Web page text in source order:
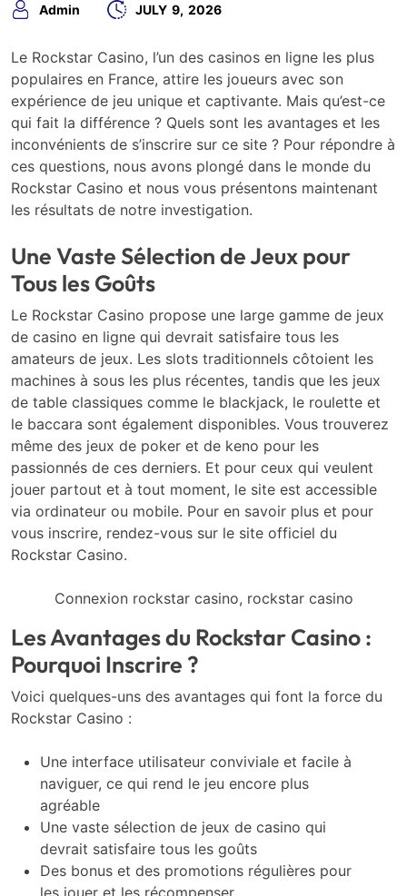
Admin JULY 9, 2026
Le Rockstar Casino, l’un des casinos en ligne les plus
populaires en France, attire les joueurs avec son
expérience de jeu unique et captivante. Mais qu’est-ce
qui fait la différence ? Quels sont les avantages et les
inconvénients de s’inscrire sur ce site ? Pour répondre à
ces questions, nous avons plongé dans le monde du
Rockstar Casino et nous vous présentons maintenant
les résultats de notre investigation.
Une Vaste Sélection de Jeux pour
Tous les Goûts
Le Rockstar Casino propose une large gamme de jeux
de casino en ligne qui devrait satisfaire tous les
amateurs de jeux. Les slots traditionnels côtoient les
machines à sous les plus récentes, tandis que les jeux
de table classiques comme le blackjack, le roulette et
le baccara sont également disponibles. Vous trouverez
même des jeux de poker et de keno pour les
passionnés de ces derniers. Et pour ceux qui veulent
jouer partout et à tout moment, le site est accessible
via ordinateur ou mobile. Pour en savoir plus et pour
vous inscrire, rendez-vous sur le site officiel du
Rockstar Casino.
Connexion rockstar casino, rockstar casino
Les Avantages du Rockstar Casino :
Pourquoi Inscrire ?
Voici quelques-uns des avantages qui font la force du
Rockstar Casino :
Une interface utilisateur conviviale et facile à
naviguer, ce qui rend le jeu encore plus
agréable
Une vaste sélection de jeux de casino qui
devrait satisfaire tous les goûts
Des bonus et des promotions régulières pour
les jouer et les récompenser